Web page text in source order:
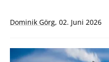
Dominik Görg, 02. Juni 2026